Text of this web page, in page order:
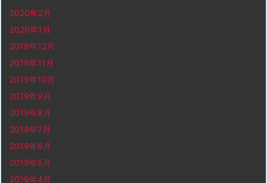
2020年2月
2020年1月
2019年12月
2019年11月
2019年10月
2019年9月
2019年8月
2019年7月
2019年6月
2019年5月
2019年4月